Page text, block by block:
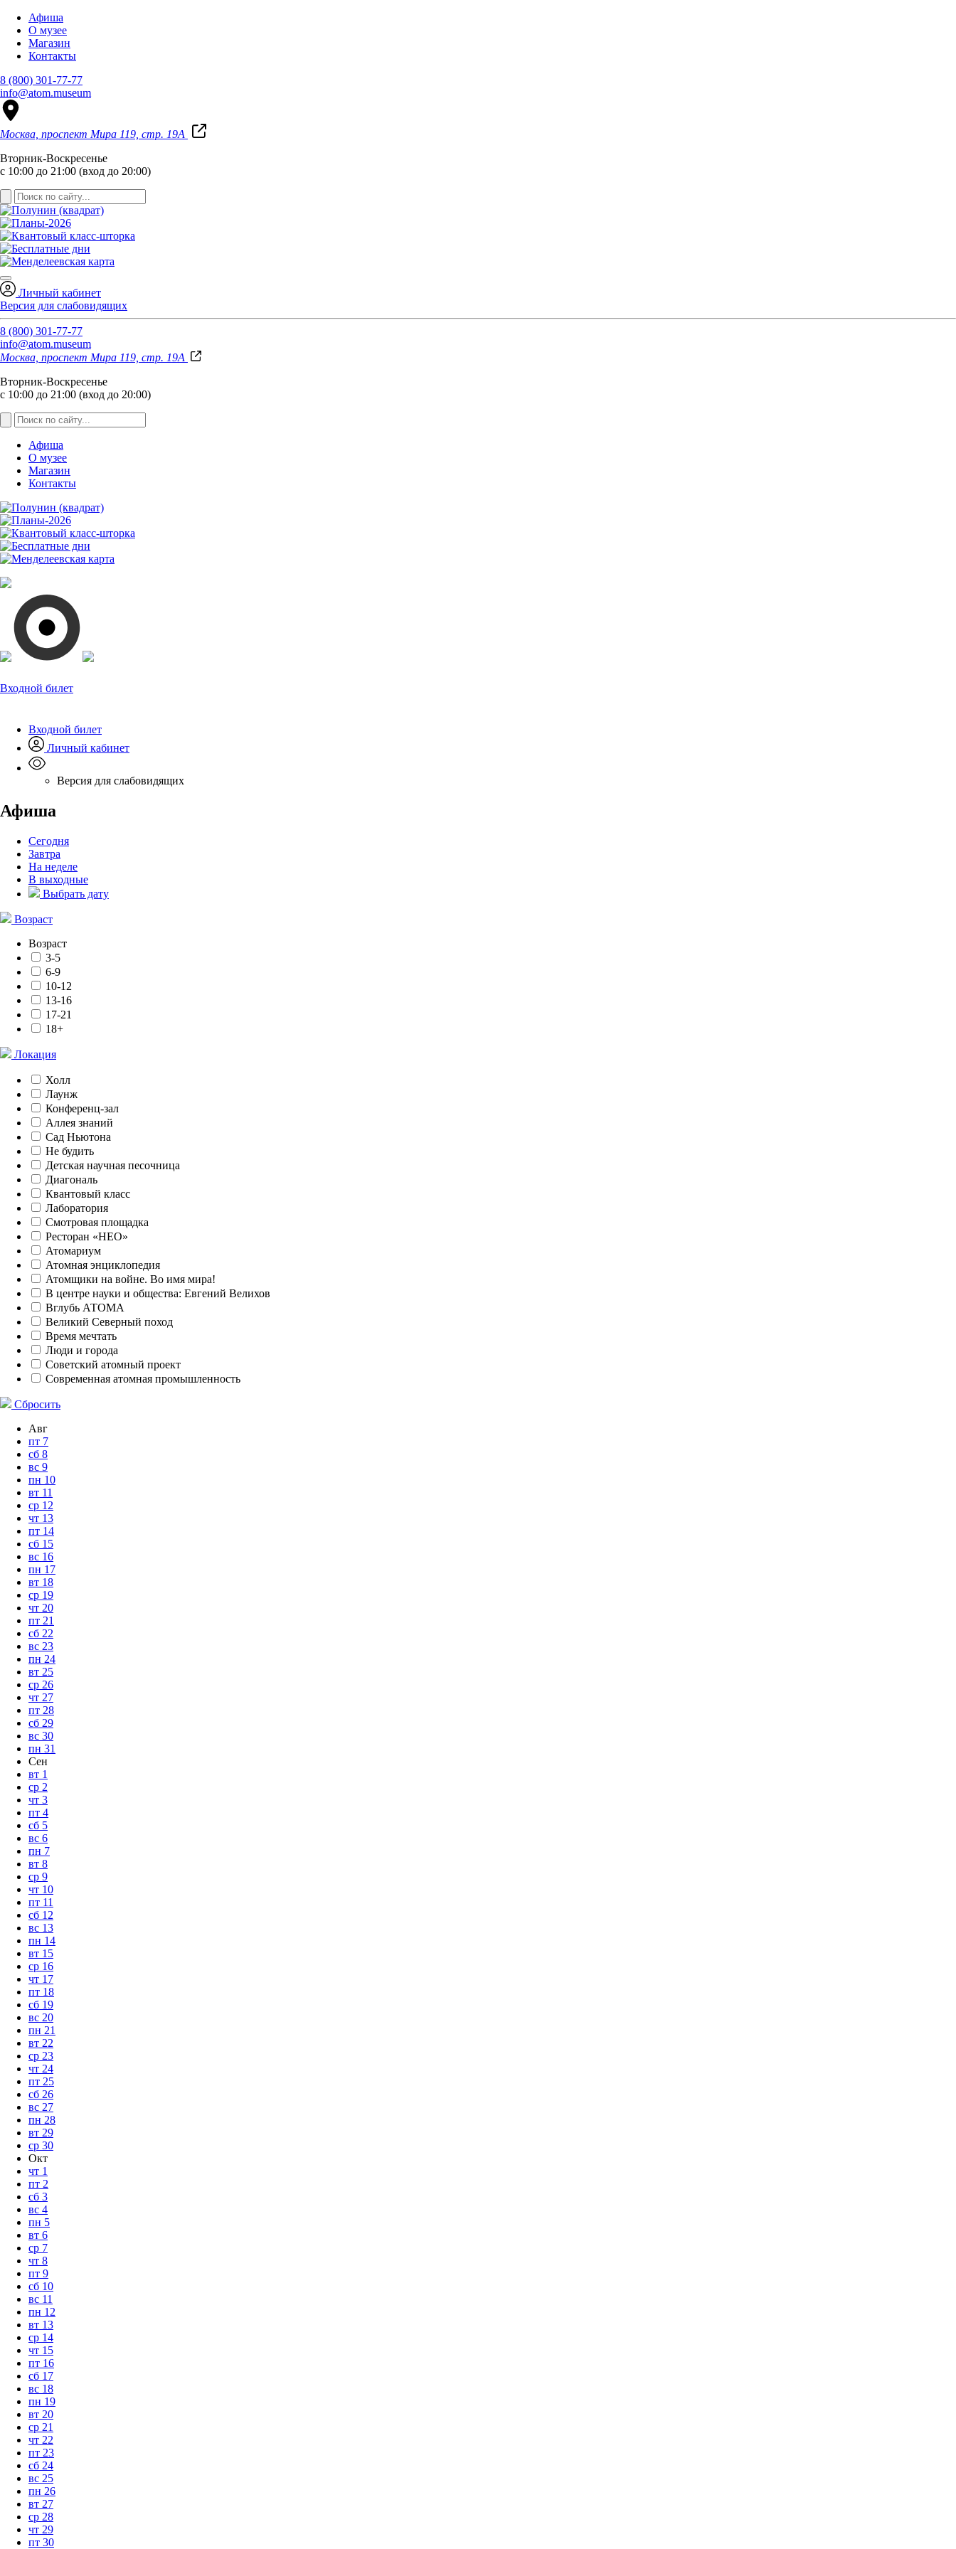
Афиша
О музее
Магазин
Контакты
8 (800) 301-77-77
info@atom.museum
Москва, проспект Мира 119, стр. 19А
Вторник-Воскресенье
с 10:00 до 21:00 (вход до 20:00)
Личный кабинет
Версия для слабовидящих
8 (800) 301-77-77
info@atom.museum
Москва, проспект Мира 119, стр. 19А
Вторник-Воскресенье
с 10:00 до 21:00 (вход до 20:00)
Афиша
О музее
Магазин
Контакты
Входной билет
Входной билет
Личный кабинет
Версия для слабовидящих
Афиша
Сегодня
Завтра
На неделе
В выходные
Выбрать дату
Возраст
Возраст
3-5
6-9
10-12
13-16
17-21
18+
Локация
Холл
Лаунж
Конференц-зал
Аллея знаний
Сад Ньютона
Не будить
Детская научная песочница
Диагональ
Квантовый класс
Лаборатория
Смотровая площадка
Ресторан «НЕО»
Атомариум
Атомная энциклопедия
Атомщики на войне. Во имя мира!
В центре науки и общества: Евгений Велихов
Вглубь АТОМА
Великий Северный поход
Время мечтать
Люди и города
Советский атомный проект
Современная атомная промышленность
Сбросить
Авг
пт 7
сб 8
вс 9
пн 10
вт 11
ср 12
чт 13
пт 14
сб 15
вс 16
пн 17
вт 18
ср 19
чт 20
пт 21
сб 22
вс 23
пн 24
вт 25
ср 26
чт 27
пт 28
сб 29
вс 30
пн 31
Сен
вт 1
ср 2
чт 3
пт 4
сб 5
вс 6
пн 7
вт 8
ср 9
чт 10
пт 11
сб 12
вс 13
пн 14
вт 15
ср 16
чт 17
пт 18
сб 19
вс 20
пн 21
вт 22
ср 23
чт 24
пт 25
сб 26
вс 27
пн 28
вт 29
ср 30
Окт
чт 1
пт 2
сб 3
вс 4
пн 5
вт 6
ср 7
чт 8
пт 9
сб 10
вс 11
пн 12
вт 13
ср 14
чт 15
пт 16
сб 17
вс 18
пн 19
вт 20
ср 21
чт 22
пт 23
сб 24
вс 25
пн 26
вт 27
ср 28
чт 29
пт 30